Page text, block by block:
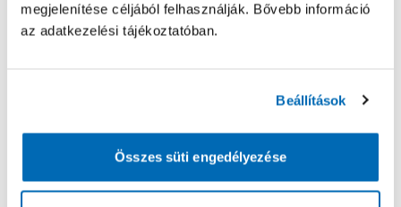
megjelenítése céljából felhasználják. Bővebb információ
az adatkezelési tájékoztatóban.
Beállítások
Összes süti engedélyezése